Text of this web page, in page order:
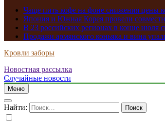
Чаще пить кофе на фоне снижения цены
Япония и Южная Корея провели
В 23 российских регионах в конце июля
Продажи армянского коньяка и вина
Кровли заборы
Новостная рассылка
Случайные новости
Меню
Найти: